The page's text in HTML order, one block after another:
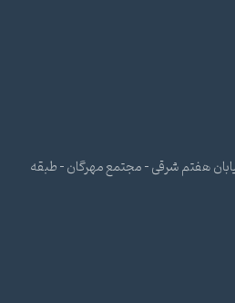
هفتم شرقی - مجتمع مهرگان - طبقه